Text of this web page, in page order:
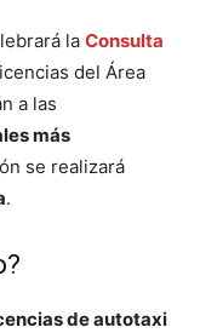
la Consulta
del Área
a las
más
se realizará
.
de autotaxi